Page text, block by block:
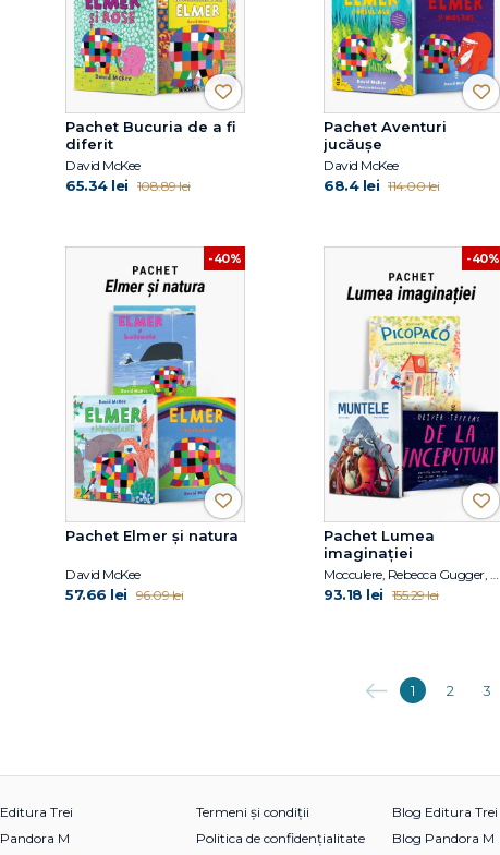
Pachet Bucuria de a fi
diferit
David McKee
65.34 lei 108.89 lei
Pachet Aventuri
jucăușe
David McKee
68.4 lei 114.00 lei
-40%
Pachet Elmer și natura
David McKee
57.66 lei 96.09 lei
-40%
Pachet Lumea
imaginației
Mocculere, Rebecca Gugger, Oliver Jeffers
93.18 lei 155.29 lei
Anterioara
1 2 3
Editura Trei
Pandora M
Termeni și condiții
Politica de confidențialitate
Blog Editura Trei
Blog Pandora M